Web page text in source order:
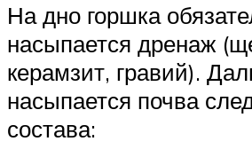
На дно горшка
насыпается дренаж
керамзит, гравий).
насыпается почва
состава: